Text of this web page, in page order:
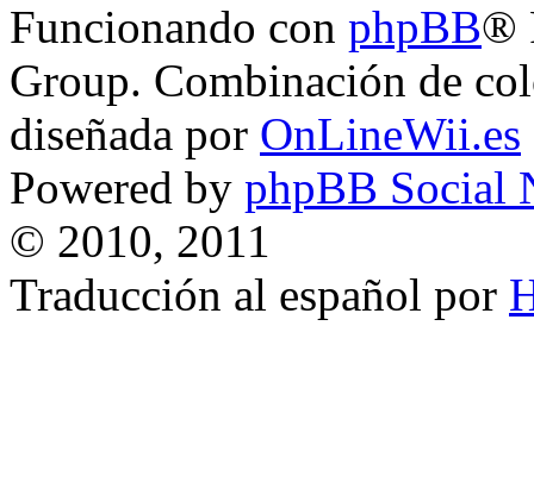
Funcionando con phpBB®
Group. Combinación de
diseñada por OnLineWii.es
Powered by phpBB Social
© 2010, 2011
Traducción al español por